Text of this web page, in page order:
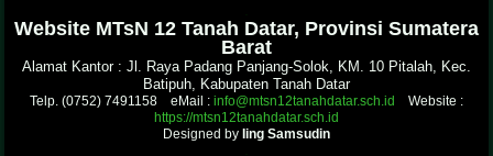
Website MTsN 12 Tanah Datar, Provinsi Sumatera
Barat
Alamat Kantor : Jl. Raya Padang Panjang-Solok, KM. 10 Pitalah, Kec.
Batipuh, Kabupaten Tanah Datar
Telp. (0752) 7491158 eMail : info@mtsn12tanahdatar.sch.id
Website :
https://mtsn12tanahdatar.sch.id
Designed by Iing Samsudin